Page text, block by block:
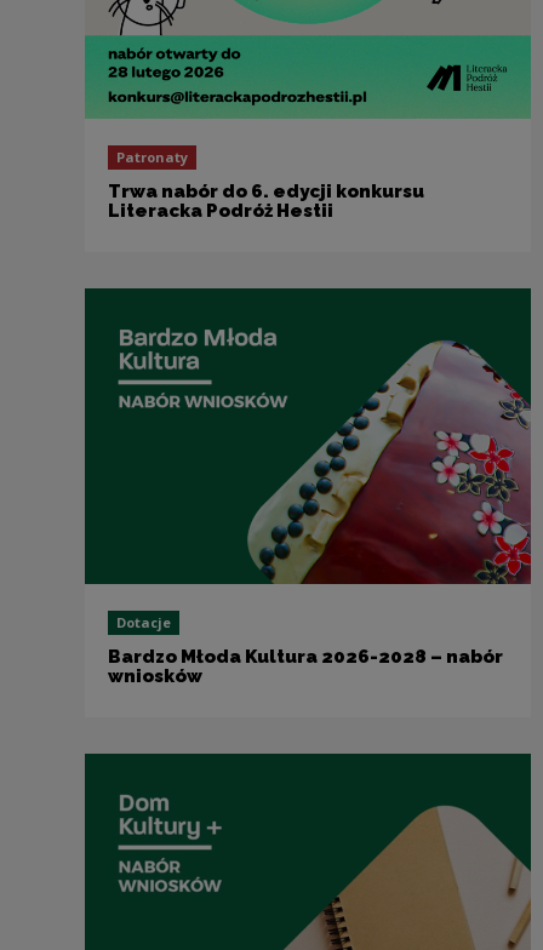
Patronaty
Trwa nabór do 6. edycji konkursu
Literacka Podróż Hestii
Dotacje
Bardzo Młoda Kultura 2026-2028 – nabór
wniosków